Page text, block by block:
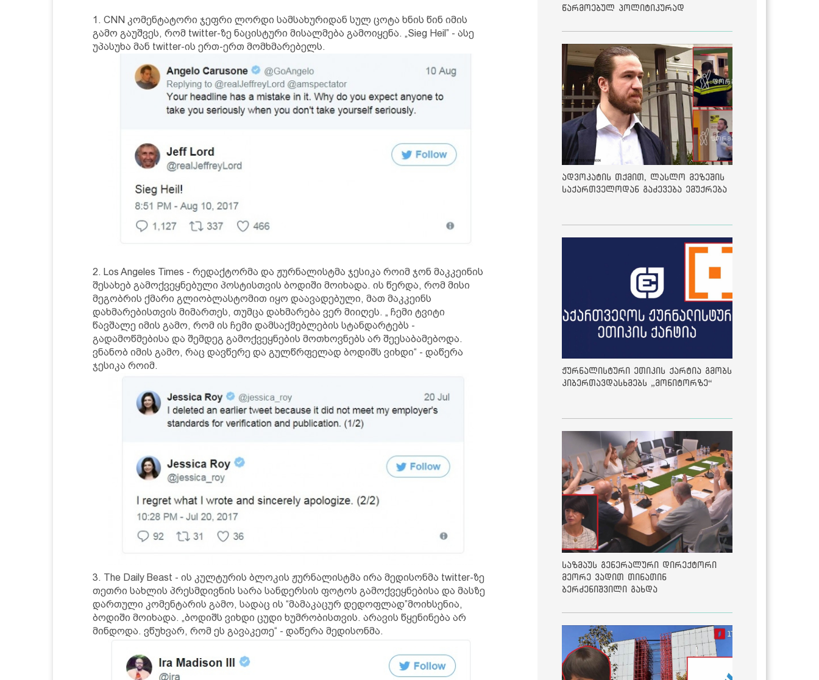
1. CNN კომენტატორი ჯეფრი ლორდი სამსახურიდან სულ ცოტა ხნის წინ იმის
გამო გაუშვეს, რომ twitter-ზე ნაცისტური მისალმება გამოიყენა. „Sieg Heil” - ასე
უპასუხა მან twitter-ის ერთ-ერთ მომხმარებელს.
2. Los Angeles Times - რედაქტორმა და ჟურნალისტმა ჯესიკა როიმ ჯონ მაკკეინის
შესახებ გამოქვეყნებული პოსტისთვის ბოდიში მოიხადა. ის წერდა, რომ მისი
მეგობრის ქმარი გლიობლასტომით იყო დაავადებული, მათ მაკკეინს
დახმარებისთვის მიმართეს, თუმცა დახმარება ვერ მიიღეს. „ ჩემი ტვიტი
წავშალე იმის გამო, რომ ის ჩემი დამსაქმებლების სტანდარტებს -
გადამოწმებისა და შემდეგ გამოქვეყნების მოთხოვნებს არ შეესაბამებოდა.
ვნანობ იმის გამო, რაც დავწერე და გულწრფელად ბოდიშს ვიხდი“ - დაწერა
ჯესიკა როიმ.
3. The Daily Beast - ის კულტურის ბლოკის ჟურნალისტმა ირა მედისონმა twitter-ზე
თეთრი სახლის პრესმდივნის სარა სანდერსის ფოტოს გამოქვეყნებისა და მასზე
დართული კომენტარის გამო, სადაც ის “მამაკაცურ დედოფლად”მოიხსენია,
ბოდიში მოიხადა. „ბოდიშს ვიხდი ცუდი ხუმრობისთვის. არავის წყენინება არ
მინდოდა. ვწუხვარ, რომ ეს გავაკეთე“ - დაწერა მედისონმა.
წარმოებულ პოლიტიკურად
მეოთხე საჩივარი დაარეგისტრირა
ადვოკატის თქმით, ლასლო მეზეშის
საქართველოდან გაძევება ემუქრება
ჟურნალისტური ეთიკის ქარტია გმობს
კიბერთავდასხმებს „მონიტორზე“
საზმაუს გენერალური დირექტორი
მეორე ვადით თინათინ
ბერძენიშვილი გახდა